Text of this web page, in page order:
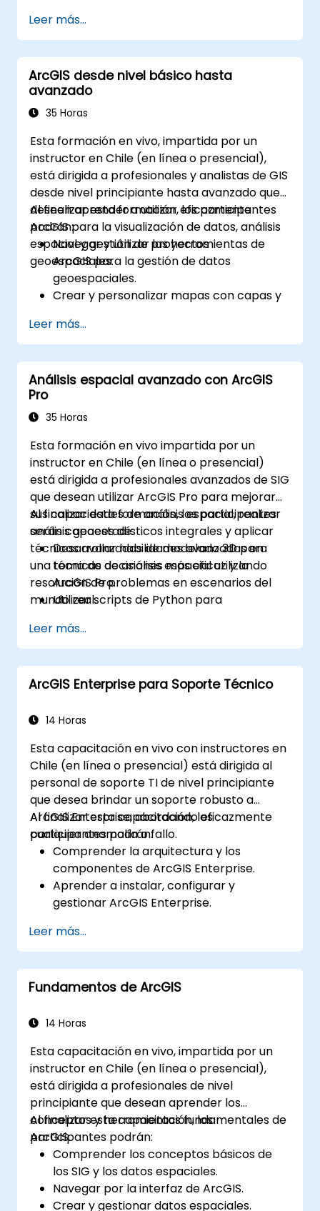
Leer más...
ArcGIS desde nivel básico hasta
avanzado
35 Horas
Esta formación en vivo, impartida por un
instructor en Chile (en línea o presencial),
está dirigida a profesionales y analistas de GIS
desde nivel principiante hasta avanzado que
deseen aprender a utilizar eficazmente
ArcGIS para la visualización de datos, análisis
espacial y gestión de proyectos
geoespaciales.
Al finalizar esta formación, los participantes
podrán:
Navegar y utilizar las herramientas de
ArcGIS para la gestión de datos
geoespaciales.
Crear y personalizar mapas con capas y
Realizar análisis espaciales avanzados y
tareas de geoprocésamiento.
Automatizar flujos de trabajo mediante
ModelBuilder y Python.
Leer más...
Análisis espacial avanzado con ArcGIS
Pro
35 Horas
Esta formación en vivo impartida por un
instructor en Chile (en línea o presencial)
está dirigida a profesionales avanzados de SIG
que desean utilizar ArcGIS Pro para mejorar
sus capacidades de análisis espacial, realizar
análisis geoestadísticos integrales y aplicar
técnicas avanzadas de modelado 3D para
una toma de decisiones más eficaz y la
resolución de problemas en escenarios del
mundo real.
Al finalizar esta formación, los participantes
serán capaces de:
Desarrollar habilidades avanzadas en
técnicas de análisis espacial utilizando
ArcGIS Pro.
Utilizar scripts de Python para
Aplicar modelado espacial para resolver
problemas en escenarios del mundo real.
Realizar análisis geoestadísticos para una
interpretación avanzada de los datos.
aprovechar el análisis de datos
Leer más...
ArcGIS Enterprise para Soporte Técnico
14 Horas
Esta capacitación en vivo con instructores en
Chile (en línea o presencial) está dirigida al
personal de soporte TI de nivel principiante
que desea brindar un soporte robusto a
ArcGIS Enterprise, abordando eficazmente
cualquier anomalía o fallo.
Al finalizar esta capacitación, los
participantes podrán:
Comprender la arquitectura y los
componentes de ArcGIS Enterprise.
Aprender a instalar, configurar y
gestionar ArcGIS Enterprise.
problemas y resolver incidencias
comunes.
Desarrollar destreza en la monitorización
y mantenimiento de entornos ArcGIS
Dominar las técnicas de copia de
del rendimiento.
Leer más...
Fundamentos de ArcGIS
14 Horas
Esta capacitación en vivo, impartida por un
instructor en Chile (en línea o presencial),
está dirigida a profesionales de nivel
principiante que desean aprender los
conceptos y herramientas fundamentales de
ArcGIS.
Al finalizar esta capacitación, los
participantes podrán:
Comprender los conceptos básicos de
los SIG y los datos espaciales.
Navegar por la interfaz de ArcGIS.
Crear y gestionar datos espaciales.